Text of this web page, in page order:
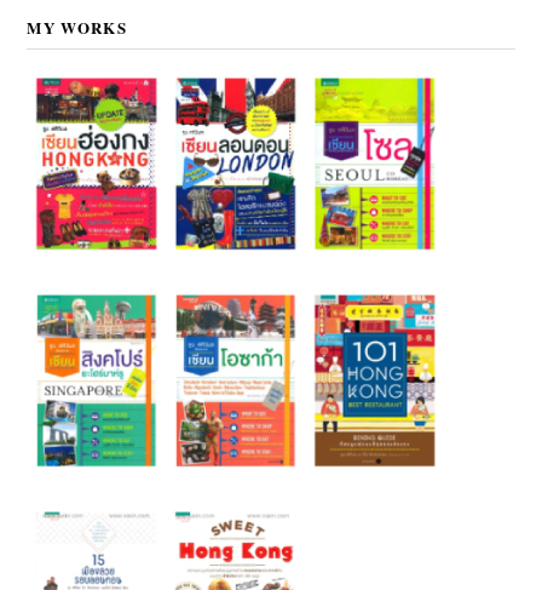
MY WORKS